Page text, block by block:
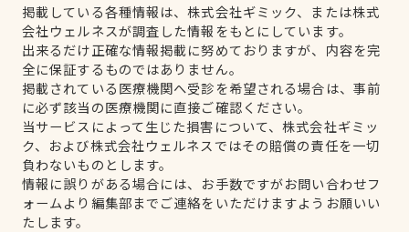
掲載している各種情報は、株式会社ギミック、または株式
会社ウェルネスが調査した情報をもとにしています。
出来るだけ正確な情報掲載に努めておりますが、内容を完
全に保証するものではありません。
掲載されている医療機関へ受診を希望される場合は、事前
に必ず該当の医療機関に直接ご確認ください。
当サービスによって生じた損害について、株式会社ギミッ
ク、および株式会社ウェルネスではその賠償の責任を一切
負わないものとします。
情報に誤りがある場合には、お手数ですがお問い合わせフ
ォームより編集部までご連絡をいただけますようお願いい
たします。